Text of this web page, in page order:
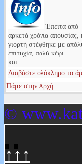
Έπειτα από
αρκετά χρόνια απουσίας,
γιορτή στέφθηκε με
επιτυχία, πολύ κέφι
και.............
Διαβάστε ολόκληρο το
Πάμε στην Αρχή
©
↑↑↑